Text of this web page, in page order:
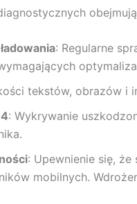
: Regularne
tekstów, obrazów i
: Wykrywanie
: Upewnienie się,
mobilnych.